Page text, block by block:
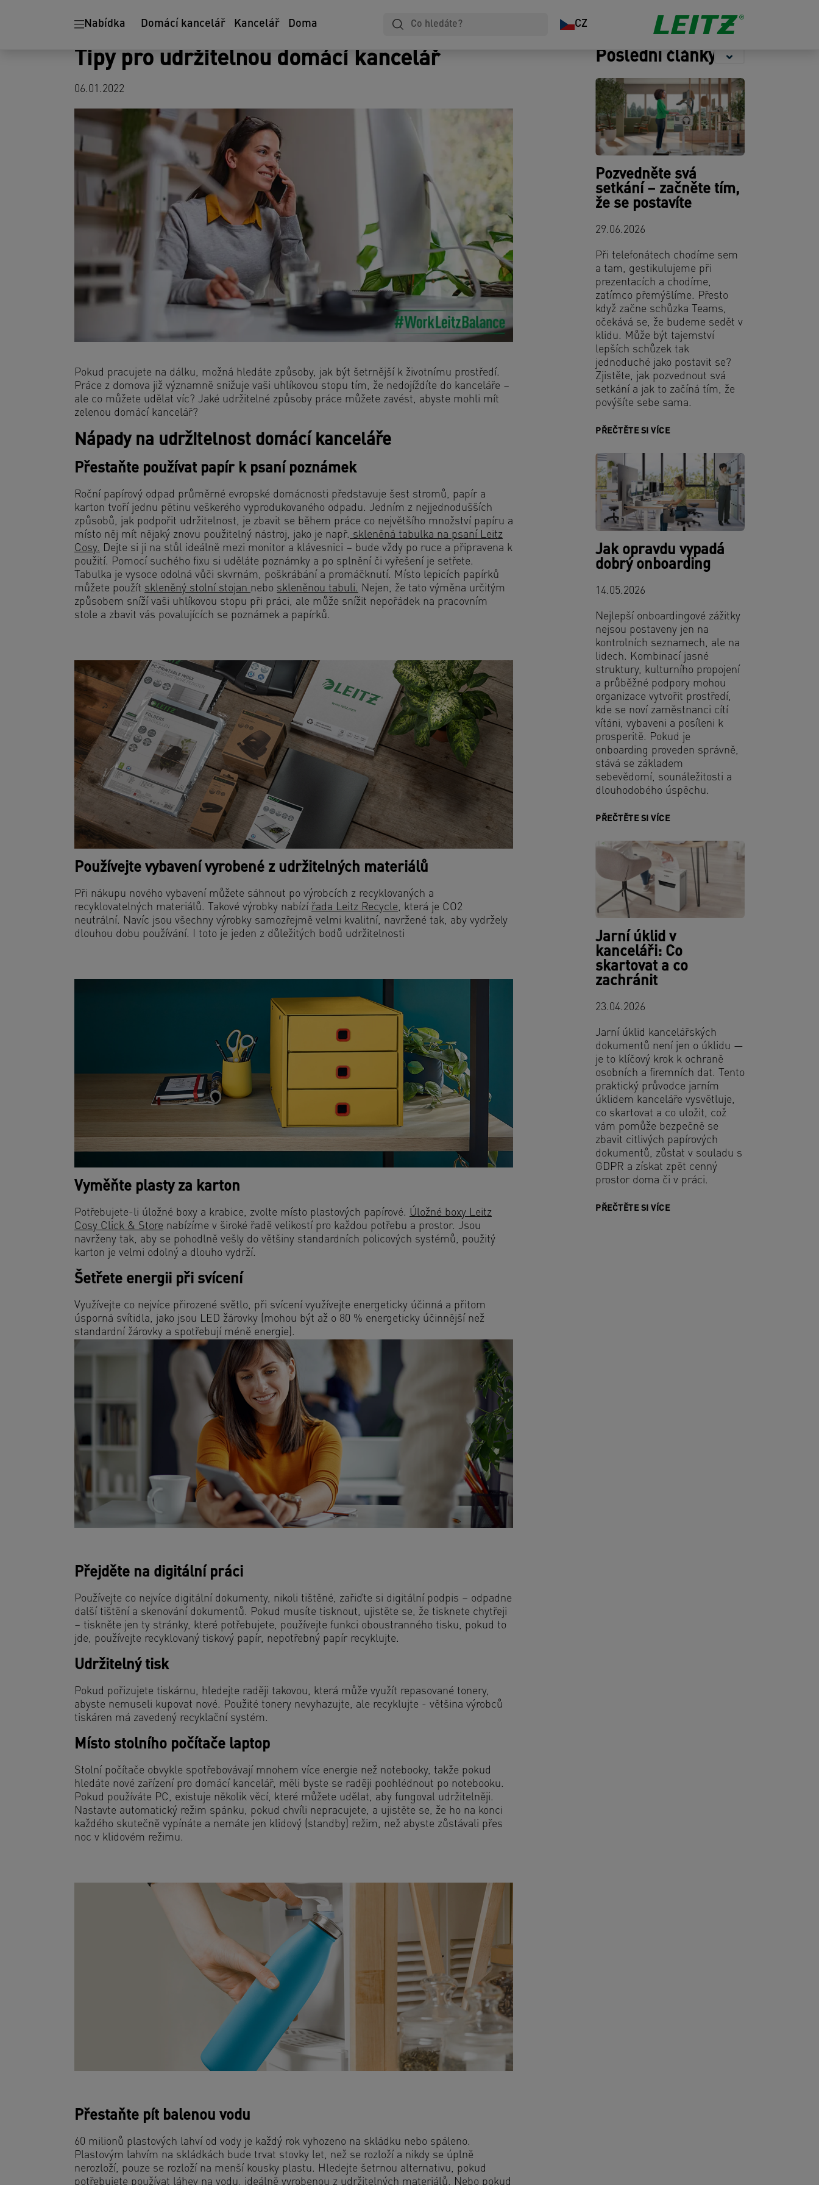
Nabídka Domácí kancelář Kancelář Doma CZ
papíru
Sešívání &
Děrování
Tipy pro udržitelnou domácí kancelář
06.01.2022
Pokud pracujete na dálku, možná hledáte způsoby, jak být šetrnější k životnímu prostředí.
Práce z domova již významně snižuje vaši uhlíkovou stopu tím, že nedojíždíte do kanceláře –
ale co můžete udělat víc? Jaké udržitelné způsoby práce můžete zavést, abyste mohli mít
zelenou domácí kancelář?
Nápady na udržitelnost domácí kanceláře
Přestaňte používat papír k psaní poznámek
Roční papírový odpad průměrné evropské domácnosti představuje šest stromů, papír a
karton tvoří jednu pětinu veškerého vyprodukovaného odpadu. Jedním z nejjednodušších
způsobů, jak podpořit udržitelnost, je zbavit se během práce co největšího množství papíru a
místo něj mít nějaký znovu použitelný nástroj, jako je např. skleněná tabulka na psaní Leitz
Cosy. Dejte si ji na stůl ideálně mezi monitor a klávesnici – bude vždy po ruce a připravena k
použití. Pomocí suchého fixu si uděláte poznámky a po splnění či vyřešení je setřete.
Tabulka je vysoce odolná vůči skvrnám, poškrábání a promáčknutí. Místo lepicích papírků
můžete použít skleněný stolní stojan nebo skleněnou tabuli. Nejen, že tato výměna určitým
způsobem sníží vaši uhlíkovou stopu při práci, ale může snížit nepořádek na pracovním
stole a zbavit vás povalujících se poznámek a papírků.
Používejte vybavení vyrobené z udržitelných materiálů
Při nákupu nového vybavení můžete sáhnout po výrobcích z recyklovaných a
recyklovatelných materiálů. Takové výrobky nabízí řada Leitz Recycle, která je CO2
neutrální. Navíc jsou všechny výrobky samozřejmě velmi kvalitní, navržené tak, aby vydržely
dlouhou dobu používání. I toto je jeden z důležitých bodů udržitelnosti
Vyměňte plasty za karton
Potřebujete-li úložné boxy a krabice, zvolte místo plastových papírové. Úložné boxy Leitz
Cosy Click & Store nabízíme v široké řadě velikostí pro každou potřebu a prostor. Jsou
navrženy tak, aby se pohodlně vešly do většiny standardních policových systémů, použitý
karton je velmi odolný a dlouho vydrží.
Šetřete energii při svícení
Využívejte co nejvíce přirozené světlo, při svícení využívejte energeticky účinná a přitom
úsporná svítidla, jako jsou LED žárovky (mohou být až o 80 % energeticky účinnější než
standardní žárovky a spotřebují méně energie).
Přejděte na digitální práci
Používejte co nejvíce digitální dokumenty, nikoli tištěné, zařiďte si digitální podpis – odpadne
další tištění a skenování dokumentů. Pokud musíte tisknout, ujistěte se, že tisknete chytřeji
– tiskněte jen ty stránky, které potřebujete, používejte funkci oboustranného tisku, pokud to
jde, používejte recyklovaný tiskový papír, nepotřebný papír recyklujte.
Udržitelný tisk
Pokud pořizujete tiskárnu, hledejte raději takovou, která může využít repasované tonery,
abyste nemuseli kupovat nové. Použité tonery nevyhazujte, ale recyklujte - většina výrobců
tiskáren má zavedený recyklační systém.
Místo stolního počítače laptop
Stolní počítače obvykle spotřebovávají mnohem více energie než notebooky, takže pokud
hledáte nové zařízení pro domácí kancelář, měli byste se raději poohlédnout po notebooku.
Pokud používáte PC, existuje několik věcí, které můžete udělat, aby fungoval udržitelněji.
Nastavte automatický režim spánku, pokud chvíli nepracujete, a ujistěte se, že ho na konci
každého skutečně vypínáte a nemáte jen klidový (standby) režim, než abyste zůstávali přes
noc v klidovém režimu.
Přestaňte pít balenou vodu
60 milionů plastových lahví od vody je každý rok vyhozeno na skládku nebo spáleno.
Plastovým lahvím na skládkách bude trvat stovky let, než se rozloží a nikdy se úplně
nerozloží, pouze se rozloží na menší kousky plastu. Hledejte šetrnou alternativu, pokud
potřebujete používat láhev na vodu, ideálně vyrobenou z udržitelných materiálů. Nebo pokud
Poslední články
Pozvedněte svá
setkání – začněte tím,
že se postavíte
29.06.2026
Při telefonátech chodíme sem
a tam, gestikulujeme při
prezentacích a chodíme,
zatímco přemýšlíme. Přesto
když začne schůzka Teams,
očekává se, že budeme sedět v
klidu. Může být tajemství
lepších schůzek tak
jednoduché jako postavit se?
Zjistěte, jak pozvednout svá
setkání a jak to začíná tím, že
povýšíte sebe sama.
PŘEČTĚTE SI VÍCE
Jak opravdu vypadá
dobrý onboarding
14.05.2026
Nejlepší onboardingové zážitky
nejsou postaveny jen na
kontrolních seznamech, ale na
lidech. Kombinací jasné
struktury, kulturního propojení
a průběžné podpory mohou
organizace vytvořit prostředí,
kde se noví zaměstnanci cítí
vítáni, vybaveni a posíleni k
prosperitě. Pokud je
onboarding proveden správně,
stává se základem
sebevědomí, sounáležitosti a
dlouhodobého úspěchu.
PŘEČTĚTE SI VÍCE
Jarní úklid v
kanceláři: Co
skartovat a co
zachránit
23.04.2026
Jarní úklid kancelářských
dokumentů není jen o úklidu —
je to klíčový krok k ochraně
osobních a firemních dat. Tento
praktický průvodce jarním
úklidem kanceláře vysvětluje,
co skartovat a co uložit, což
vám pomůže bezpečně se
zbavit citlivých papírových
dokumentů, zůstat v souladu s
GDPR a získat zpět cenný
prostor doma či v práci.
PŘEČTĚTE SI VÍCE